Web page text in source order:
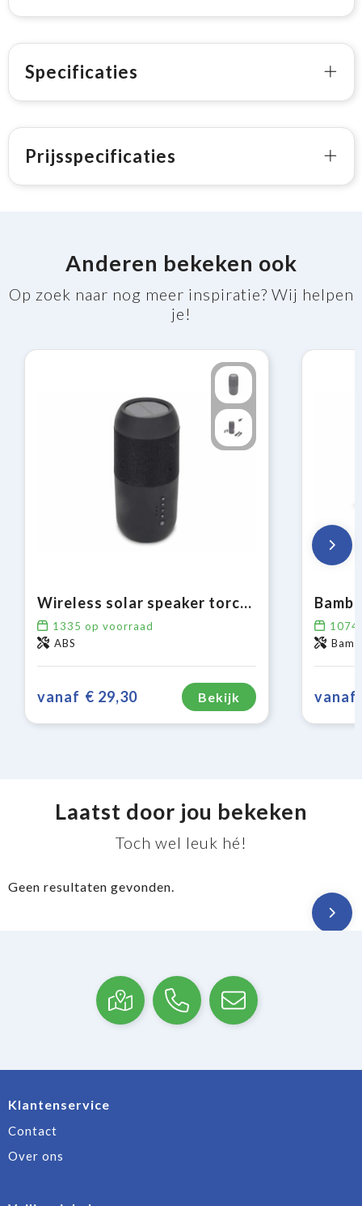
Specificaties
Prijsspecificaties
Anderen bekeken ook
Op zoek naar nog meer inspiratie? Wij helpen
je!
Wireless solar speaker torch 2x5W IPX6
1335 op voorraad
ABS
vanaf € 29,30 Bekijk
1074
vanaf
Laatst door jou bekeken
Toch wel leuk hé!
Geen resultaten gevonden.
Klantenservice
Contact
Over ons